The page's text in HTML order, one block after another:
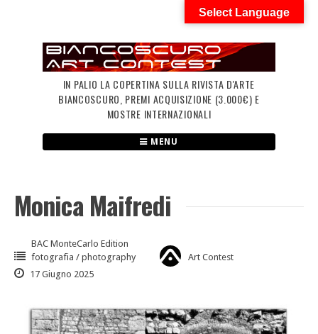
IN PALIO LA COPERTINA SULLA RIVISTA D'ARTE
BIANCOSCURO, PREMI ACQUISIZIONE (3.000€) E
MOSTRE INTERNAZIONALI
MENU
Monica Maifredi
BAC MonteCarlo Edition
fotografia / photography
Art Contest
17 Giugno 2025
Select Language